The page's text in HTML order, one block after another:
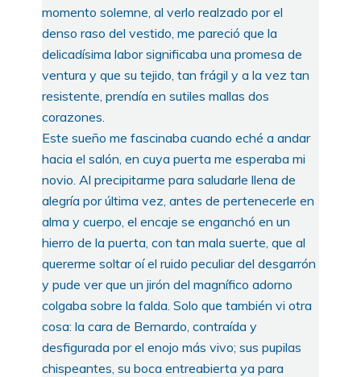
momento solemne, al verlo realzado por el
denso raso del vestido, me pareció que la
delicadísima labor significaba una promesa de
ventura y que su tejido, tan frágil y a la vez tan
resistente, prendía en sutiles mallas dos
corazones.
Este sueño me fascinaba cuando eché a andar
hacia el salón, en cuya puerta me esperaba mi
novio. Al precipitarme para saludarle llena de
alegría por última vez, antes de pertenecerle en
alma y cuerpo, el encaje se enganchó en un
hierro de la puerta, con tan mala suerte, que al
quererme soltar oí el ruido peculiar del desgarrón
y pude ver que un jirón del magnífico adorno
colgaba sobre la falda. Solo que también vi otra
cosa: la cara de Bernardo, contraída y
desfigurada por el enojo más vivo; sus pupilas
chispeantes, su boca entreabierta ya para